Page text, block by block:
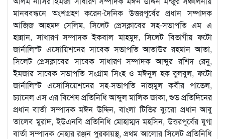
মানববন্ধনে অংশগ্রহণ করেন-দৈনিক উত্তরপূর্বের প্রধান সম্পাদক
আজিজ আহমদ সেলিম, সিলেট প্রেসক্লাবের সহ-সভাপতি এম এ
হান্নান, সাধারণ সম্পাদক ইকবাল মাহমুদ, সিলেট বিভাগীয় ফটো
জার্নালিস্ট এসোয়িশনের সাবেক সভাপতি আতাউর রহমান আতা,
সিলেট প্রেসক্লাবের সাবেক সাধারণ সম্পাদক আব্দুর রশিদ রেনু,
ইমজার সাবেক সভাপতি সংগ্রাম সিংহ ও মঈনুল হক বুলবুল, ফটো
জার্নালিস্ট এসোসিয়েশনের সহ-সভাপতি নাজমুল কবীর পাভেল,
চ্যানেল এস এর বিশেষ প্রতিনিধি আব্দুল মালিক জাকা, শুভ প্রতিদিনের
প্রধান বার্তা সম্পাদক মঈন উদ্দিন, বাংলা টিভির ব্যুরো প্রধান আবু
তালেব মুরাদ, ইউএনবি প্রতিনিধি মোহাম্মদ মহসিন, উত্তরপূর্বের যুগ্ম
বার্তা সম্পাদক নেহার রঞ্জন পুরকায়স্থ, প্রথম আলোর সিলেট প্রতিনিধি